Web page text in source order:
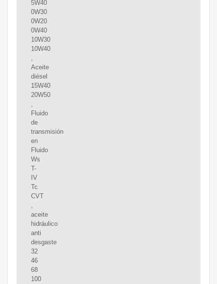
5W40
0W30
0W20
0W40
10W30
10W40
,
Aceite
diésel
15W40
20W50
,
Fluido
de
transmisión
en
Fluido
Ws
T-
IV
Tc
CVT
,
aceite
hidráulico
anti
desgaste
32
46
68
100